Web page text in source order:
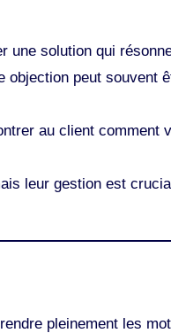
une solution qui
peut souvent
au client comment
leur gestion est
pleinement les